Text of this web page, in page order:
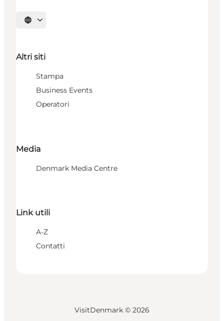
Seleziona la lingua
Altri siti
Stampa
Business Events
Operatori
Media
Denmark Media Centre
Link utili
A-Z
Contatti
VisitDenmark © 2026